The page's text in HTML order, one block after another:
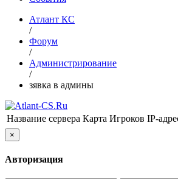
Атлант КС
/
Форум
/
Администрирование
/
зявка в админы
Название сервера Карта Игроков IP-
×
Авторизация